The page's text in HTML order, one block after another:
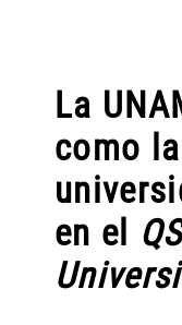
La
como
en el